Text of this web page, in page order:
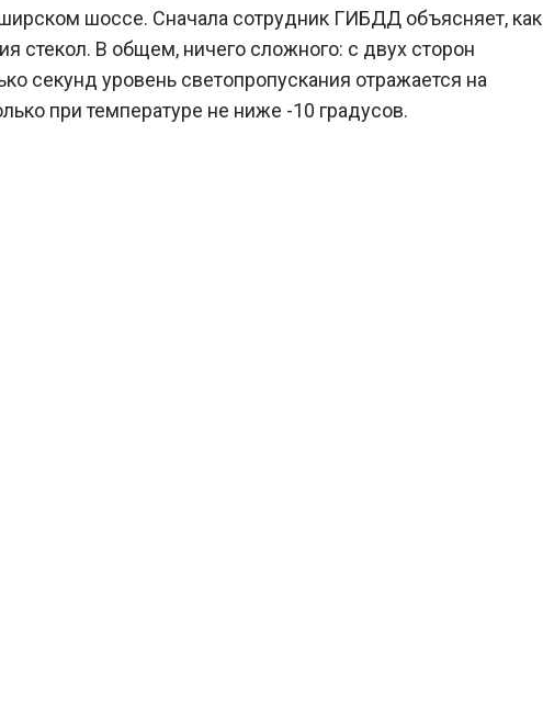
шоссе. Сначала сотрудник ГИБДД объясняет, как
стекол. В общем, ничего сложного: с двух сторон
секунд уровень светопропускания отражается на
при температуре не ниже -10 градусов.